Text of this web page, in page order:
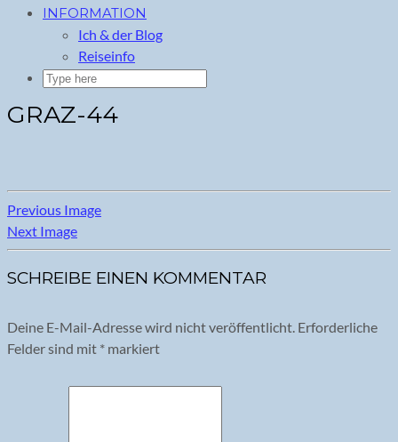
INFORMATION
Ich & der Blog
Reiseinfo
GRAZ-44
Previous Image
Next Image
SCHREIBE EINEN KOMMENTAR
Deine E-Mail-Adresse wird nicht veröffentlicht. Erforderliche
Felder sind mit * markiert